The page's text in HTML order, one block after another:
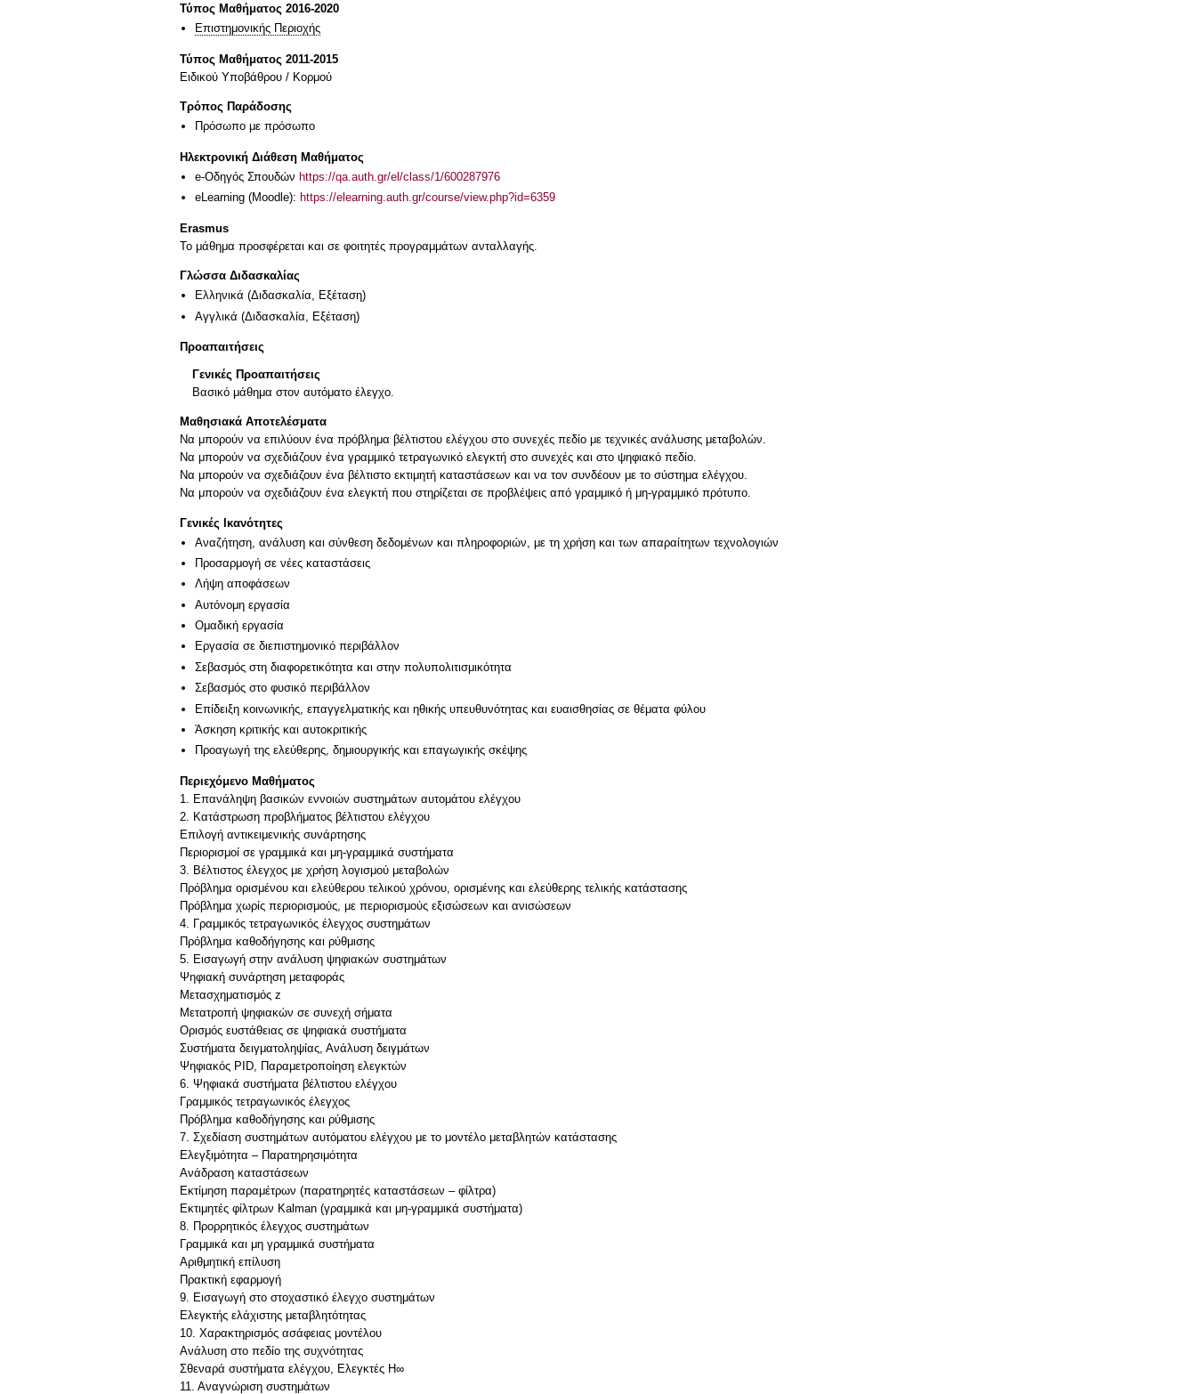
Τύπος Μαθήματος 2016-2020
Επιστημονικής Περιοχής
Τύπος Μαθήματος 2011-2015
Ειδικού Υποβάθρου / Κορμού
Τρόπος Παράδοσης
Πρόσωπο με πρόσωπο
Ηλεκτρονική Διάθεση Μαθήματος
e-Οδηγός Σπουδών https://qa.auth.gr/el/class/1/600287976
eLearning (Moodle): https://elearning.auth.gr/course/view.php?id=6359
Erasmus
Το μάθημα προσφέρεται και σε φοιτητές προγραμμάτων ανταλλαγής.
Γλώσσα Διδασκαλίας
Ελληνικά (Διδασκαλία, Εξέταση)
Αγγλικά (Διδασκαλία, Εξέταση)
Προαπαιτήσεις
Γενικές Προαπαιτήσεις
Βασικό μάθημα στον αυτόματο έλεγχο.
Μαθησιακά Αποτελέσματα
Nα μπορούν να επιλύουν ένα πρόβλημα βέλτιστου ελέγχου στο συνεχές πεδίο με τεχνικές ανάλυσης μεταβολών.
Nα μπορούν να σχεδιάζουν ένα γραμμικό τετραγωνικό ελεγκτή στο συνεχές και στο ψηφιακό πεδίο.
Nα μπορούν να σχεδιάζουν ένα βέλτιστο εκτιμητή καταστάσεων και να τον συνδέουν με το σύστημα ελέγχου.
Nα μπορούν να σχεδιάζουν ένα ελεγκτή που στηρίζεται σε προβλέψεις από γραμμικό ή μη-γραμμικό πρότυπο.
Γενικές Ικανότητες
Αναζήτηση, ανάλυση και σύνθεση δεδομένων και πληροφοριών, με τη χρήση και των απαραίτητων τεχνολογιών
Προσαρμογή σε νέες καταστάσεις
Λήψη αποφάσεων
Αυτόνομη εργασία
Ομαδική εργασία
Εργασία σε διεπιστημονικό περιβάλλον
Σεβασμός στη διαφορετικότητα και στην πολυπολιτισμικότητα
Σεβασμός στο φυσικό περιβάλλον
Επίδειξη κοινωνικής, επαγγελματικής και ηθικής υπευθυνότητας και ευαισθησίας σε θέματα φύλου
Άσκηση κριτικής και αυτοκριτικής
Προαγωγή της ελεύθερης, δημιουργικής και επαγωγικής σκέψης
Περιεχόμενο Μαθήματος
1. Επανάληψη βασικών εννοιών συστημάτων αυτομάτου ελέγχου
2. Κατάστρωση προβλήματος βέλτιστου ελέγχου
Επιλογή αντικειμενικής συνάρτησης
Περιορισμοί σε γραμμικά και μη-γραμμικά συστήματα
3. Βέλτιστος έλεγχος με χρήση λογισμού μεταβολών
Πρόβλημα ορισμένου και ελεύθερου τελικού χρόνου, ορισμένης και ελεύθερης τελικής κατάστασης
Πρόβλημα χωρίς περιορισμούς, με περιορισμούς εξισώσεων και ανισώσεων
4. Γραμμικός τετραγωνικός έλεγχος συστημάτων
Πρόβλημα καθοδήγησης και ρύθμισης
5. Εισαγωγή στην ανάλυση ψηφιακών συστημάτων
Ψηφιακή συνάρτηση μεταφοράς
Μετασχηματισμός z
Μετατροπή ψηφιακών σε συνεχή σήματα
Ορισμός ευστάθειας σε ψηφιακά συστήματα
Συστήματα δειγματοληψίας, Ανάλυση δειγμάτων
Ψηφιακός PID, Παραμετροποίηση ελεγκτών
6. Ψηφιακά συστήματα βέλτιστου ελέγχου
Γραμμικός τετραγωνικός έλεγχος
Πρόβλημα καθοδήγησης και ρύθμισης
7. Σχεδίαση συστημάτων αυτόματου ελέγχου με το μοντέλο μεταβλητών κατάστασης
Ελεγξιμότητα – Παρατηρησιμότητα
Ανάδραση καταστάσεων
Εκτίμηση παραμέτρων (παρατηρητές καταστάσεων – φίλτρα)
Εκτιμητές φίλτρων Kalman (γραμμικά και μη-γραμμικά συστήματα)
8. Προρρητικός έλεγχος συστημάτων
Γραμμικά και μη γραμμικά συστήματα
Αριθμητική επίλυση
Πρακτική εφαρμογή
9. Εισαγωγή στο στοχαστικό έλεγχο συστημάτων
Ελεγκτής ελάχιστης μεταβλητότητας
10. Χαρακτηρισμός ασάφειας μοντέλου
Ανάλυση στο πεδίο της συχνότητας
Σθεναρά συστήματα ελέγχου, Ελεγκτές Η∞
11. Αναγνώριση συστημάτων